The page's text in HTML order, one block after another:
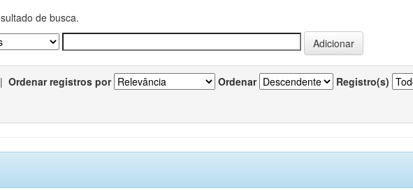
de busca.
| Ordenar registros por Ordenar Registro(s)